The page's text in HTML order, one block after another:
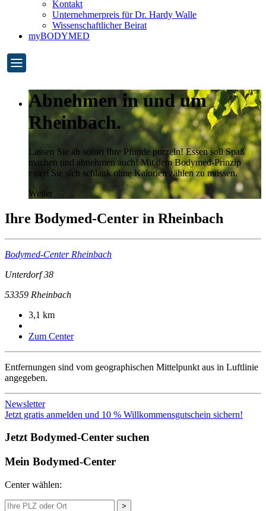
Kontakt
Unternehmerpreis für Dr. Hardy Walle
Wissenschaftlicher Beirat
myBODYMED
Abnehmen in und um
Rheinbach.
Lassen Sie ab sofort Ihre Pfunde purzeln! Essen soll Spaß
machen und abnehmen auch! Mit dem Bodymed-Prinzip
essen Sie sich schlank ohne Kalorien zählen zu müssen.
Weiter
Ihre Bodymed-Center in Rheinbach
Bodymed-Center Rheinbach
Unterdorf 38
53359 Rheinbach
3,1 km
Zum Center
Entfernungen sind vom geographischen Mittelpunkt aus in Luftlinie
angegeben.
Newsletter
Jetzt gratis anmelden und 10 % Willkommensgutschein sichern!
Jetzt Bodymed-Center suchen
Mein Bodymed-Center
Center wählen:
>